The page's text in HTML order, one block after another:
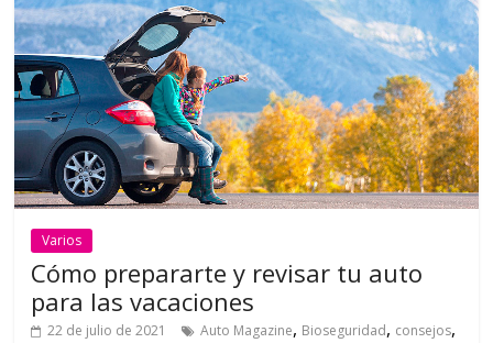
Varios
Cómo prepararte y revisar tu auto
para las vacaciones
22 de julio de 2021 Auto Magazine, Bioseguridad, consejos,